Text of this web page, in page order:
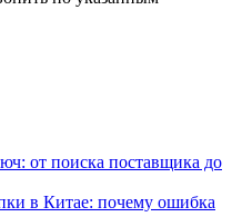
от поиска поставщика до
в Китае: почему ошибка